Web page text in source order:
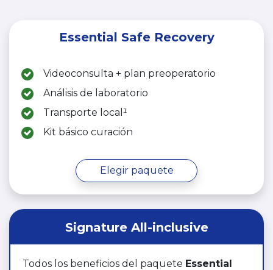
Essential Safe Recovery
Videoconsulta + plan preoperatorio
Análisis de laboratorio
Transporte local¹
Kit básico curación
Elegir paquete
Signature All-inclusive
Todos los beneficios del paquete Essential